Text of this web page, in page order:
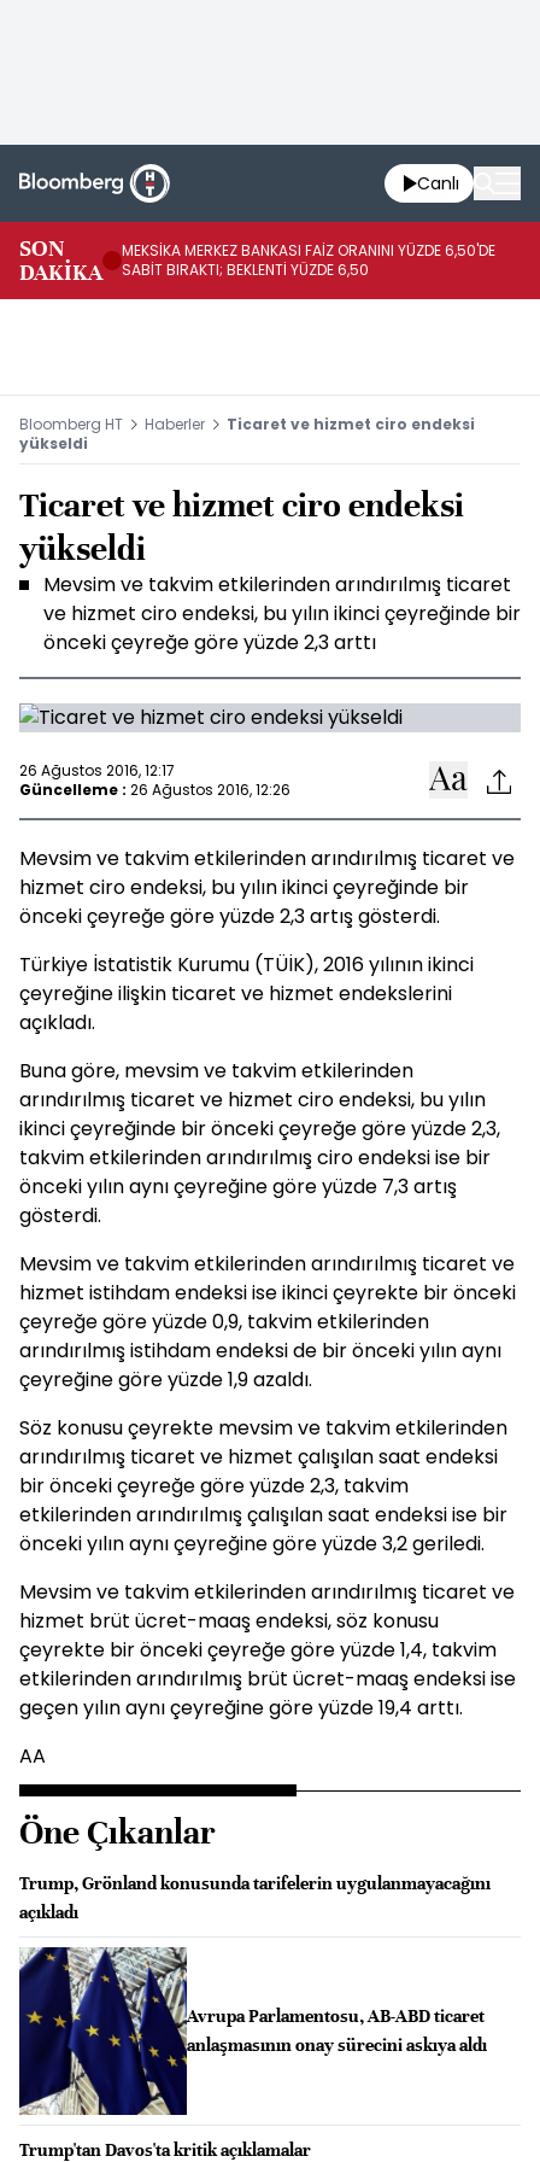
Canlı
SON
DAKİKA
MEKSİKA MERKEZ BANKASI FAİZ ORANINI YÜZDE 6,50'DE
SABİT BIRAKTI; BEKLENTİ YÜZDE 6,50
Bloomberg HT Haberler
Ticaret ve hizmet ciro endeksi
yükseldi
Ticaret ve hizmet ciro endeksi
yükseldi
Mevsim ve takvim etkilerinden arındırılmış ticaret
ve hizmet ciro endeksi, bu yılın ikinci çeyreğinde bir
önceki çeyreğe göre yüzde 2,3 arttı
26 Ağustos 2016, 12:17
Güncelleme : 26 Ağustos 2016, 12:26
Mevsim ve takvim etkilerinden arındırılmış ticaret ve
hizmet ciro endeksi, bu yılın ikinci çeyreğinde bir
önceki çeyreğe göre yüzde 2,3 artış gösterdi.
Türkiye İstatistik Kurumu (TÜİK), 2016 yılının ikinci
çeyreğine ilişkin ticaret ve hizmet endekslerini
açıkladı.
Buna göre, mevsim ve takvim etkilerinden
arındırılmış ticaret ve hizmet ciro endeksi, bu yılın
ikinci çeyreğinde bir önceki çeyreğe göre yüzde 2,3,
takvim etkilerinden arındırılmış ciro endeksi ise bir
önceki yılın aynı çeyreğine göre yüzde 7,3 artış
gösterdi.
Mevsim ve takvim etkilerinden arındırılmış ticaret ve
hizmet istihdam endeksi ise ikinci çeyrekte bir önceki
çeyreğe göre yüzde 0,9, takvim etkilerinden
arındırılmış istihdam endeksi de bir önceki yılın aynı
çeyreğine göre yüzde 1,9 azaldı.
Söz konusu çeyrekte mevsim ve takvim etkilerinden
arındırılmış ticaret ve hizmet çalışılan saat endeksi
bir önceki çeyreğe göre yüzde 2,3, takvim
etkilerinden arındırılmış çalışılan saat endeksi ise bir
önceki yılın aynı çeyreğine göre yüzde 3,2 geriledi.
Mevsim ve takvim etkilerinden arındırılmış ticaret ve
hizmet brüt ücret-maaş endeksi, söz konusu
çeyrekte bir önceki çeyreğe göre yüzde 1,4, takvim
etkilerinden arındırılmış brüt ücret-maaş endeksi ise
geçen yılın aynı çeyreğine göre yüzde 19,4 arttı.
AA
Öne Çıkanlar
Trump, Grönland konusunda tarifelerin uygulanmayacağını
açıkladı
Avrupa Parlamentosu, AB-ABD ticaret
anlaşmasının onay sürecini askıya aldı
Trump'tan Davos'ta kritik açıklamalar